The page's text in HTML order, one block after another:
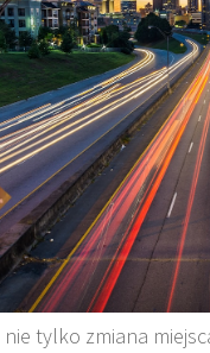
tylko zmiana